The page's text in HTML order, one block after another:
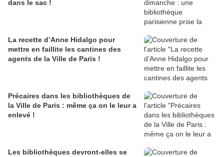
dans le sac !
La recette d’Anne Hidalgo pour
mettre en faillite les cantines des
agents de la Ville de Paris !
Précaires dans les bibliothèques de
la Ville de Paris : même ça on le leur a
enlevé !
Les bibliothèques devront-elles se